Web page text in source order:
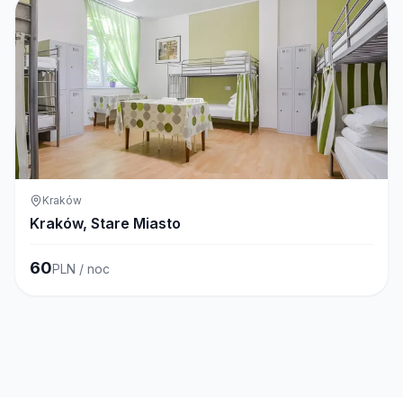
Kraków
Kraków, Stare Miasto
60PLN / noc